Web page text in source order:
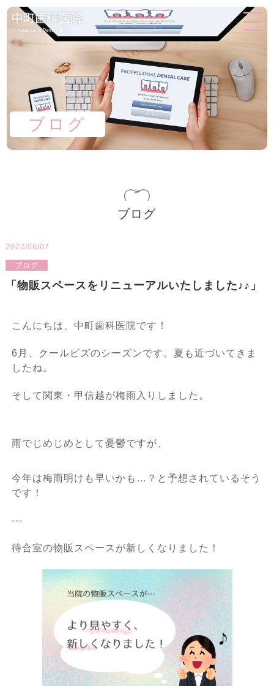
ブログ
ブログ
2022/06/07
ブログ
「物販スペースをリニューアルいたしました♪♪」
こんにちは、中町歯科医院です！
6月、クールビズのシーズンです。夏も近づいてきま
したね。
そして関東・甲信越が梅雨入りしました。
雨でじめじめとして憂鬱ですが、
今年は梅雨明けも早いかも…？と予想されているそう
です！
---
待合室の物販スペースが新しくなりました！